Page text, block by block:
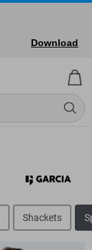
Shackets
Download